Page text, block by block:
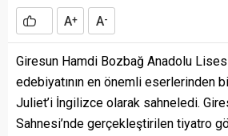
A+ A-
Giresun Hamdi Bozbağ Anadolu
edebiyatının en önemli eserlerinden
Juliet’i İngilizce olarak sahneledi.
Sahnesi’nde gerçekleştirilen tiyatro